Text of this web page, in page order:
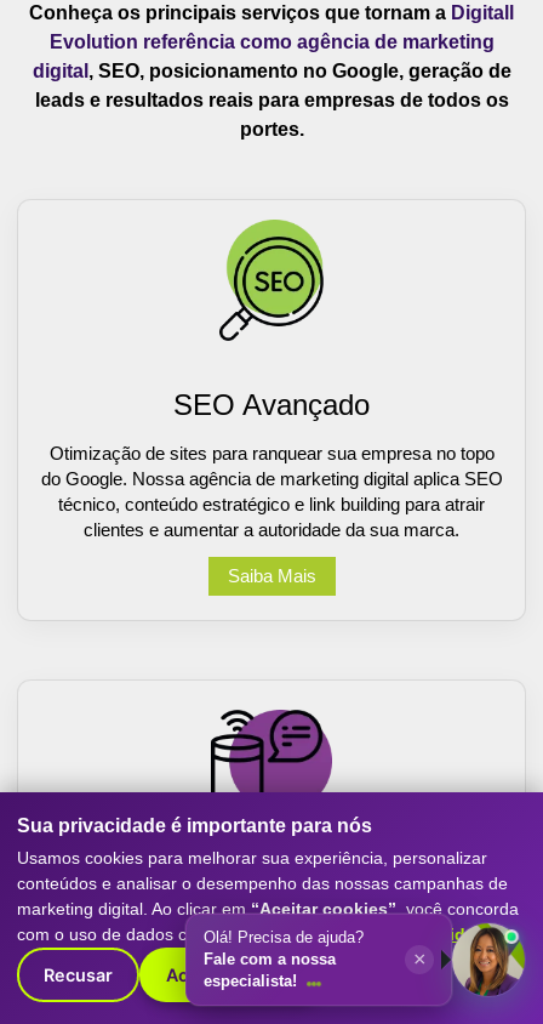
Conheça os principais serviços que tornam a Digitall
Evolution referência como agência de marketing
digital , SEO, posicionamento no Google, geração de
leads e resultados reais para empresas de todos os
portes.
SEO Avançado
Otimização de sites para ranquear sua empresa no topo
do Google. Nossa agência de marketing digital aplica SEO
técnico, conteúdo estratégico e link building para atrair
clientes e aumentar a autoridade da sua marca.
Saiba Mais
GEO e AEO (Busca para IAs)
Arquitetura e otimização de sites e redes sociais com foco
em aparecer nas sugestões de Inteligências Artificiais
como ChatGPT, Gemini, Copilot e Deepseek. Seu negócio
aparecendo da nova era do marketing.
Sua privacidade é importante para nós
Usamos cookies para melhorar sua experiência, personalizar
conteúdos e analisar o desempenho das nossas campanhas de
marketing digital. Ao clicar em “Aceitar cookies” , você concorda
com o uso de dados conforme nossaPolítica de Privacidade.
Recusar Aceitar cookies
Olá! Precisa de ajuda?
Fale com a nossa
especialista!
×